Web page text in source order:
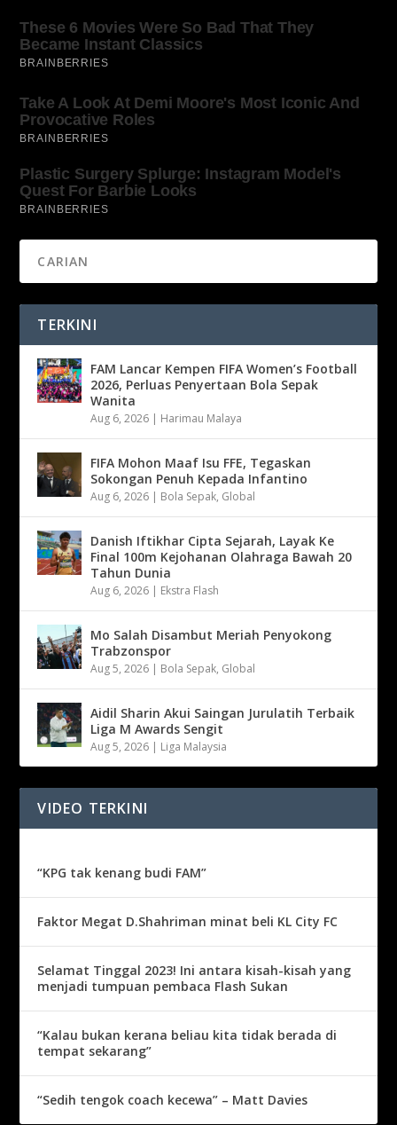
TERKINI
FAM Lancar Kempen FIFA Women’s Football
2026, Perluas Penyertaan Bola Sepak
Wanita
Aug 6, 2026 | Harimau Malaya
FIFA Mohon Maaf Isu FFE, Tegaskan
Sokongan Penuh Kepada Infantino
Aug 6, 2026 | Bola Sepak, Global
Danish Iftikhar Cipta Sejarah, Layak Ke
Final 100m Kejohanan Olahraga Bawah 20
Tahun Dunia
Aug 6, 2026 | Ekstra Flash
Mo Salah Disambut Meriah Penyokong
Trabzonspor
Aug 5, 2026 | Bola Sepak, Global
Aidil Sharin Akui Saingan Jurulatih Terbaik
Liga M Awards Sengit
Aug 5, 2026 | Liga Malaysia
VIDEO TERKINI
“KPG tak kenang budi FAM”
Faktor Megat D.Shahriman minat beli KL City FC
Selamat Tinggal 2023! Ini antara kisah-kisah yang
menjadi tumpuan pembaca Flash Sukan
“Kalau bukan kerana beliau kita tidak berada di
tempat sekarang”
“Sedih tengok coach kecewa” – Matt Davies